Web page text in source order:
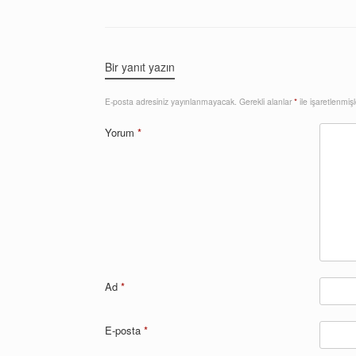
Bir yanıt yazın
E-posta adresiniz yayınlanmayacak. Gerekli alanlar* ile
Yorum *
Ad *
E-posta *